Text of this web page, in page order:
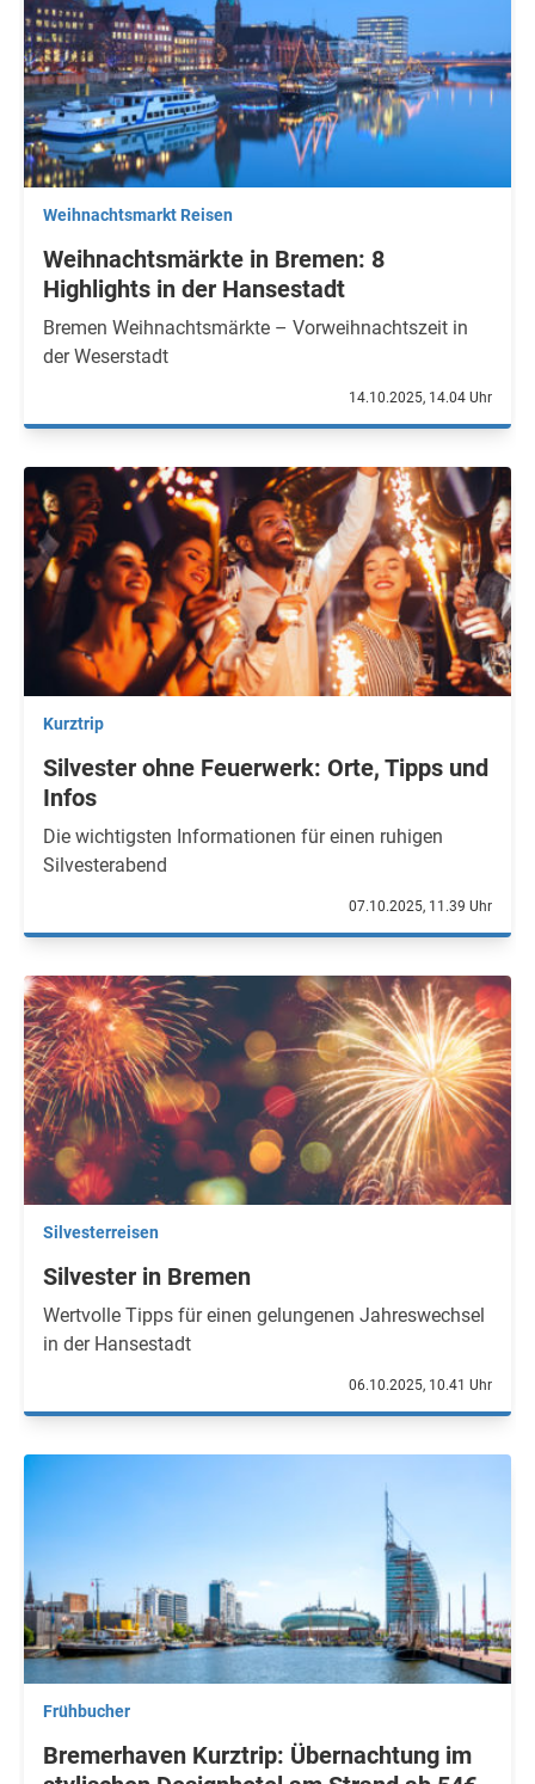
Weihnachtsmarkt Reisen
Weihnachtsmärkte in Bremen: 8
Highlights in der Hansestadt
Bremen Weihnachtsmärkte – Vorweihnachtszeit in
der Weserstadt
14.10.2025, 14.04 Uhr
Kurztrip
Silvester ohne Feuerwerk: Orte, Tipps und
Infos
Die wichtigsten Informationen für einen ruhigen
Silvesterabend
07.10.2025, 11.39 Uhr
Silvesterreisen
Silvester in Bremen
Wertvolle Tipps für einen gelungenen Jahreswechsel
in der Hansestadt
06.10.2025, 10.41 Uhr
Frühbucher
Bremerhaven Kurztrip: Übernachtung im